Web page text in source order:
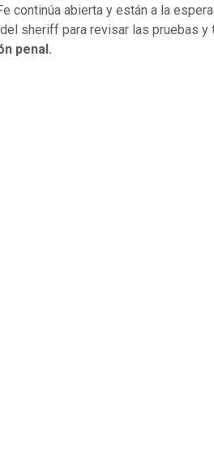
continúa abierta y están a la
sheriff para revisar las pruebas y
penal.